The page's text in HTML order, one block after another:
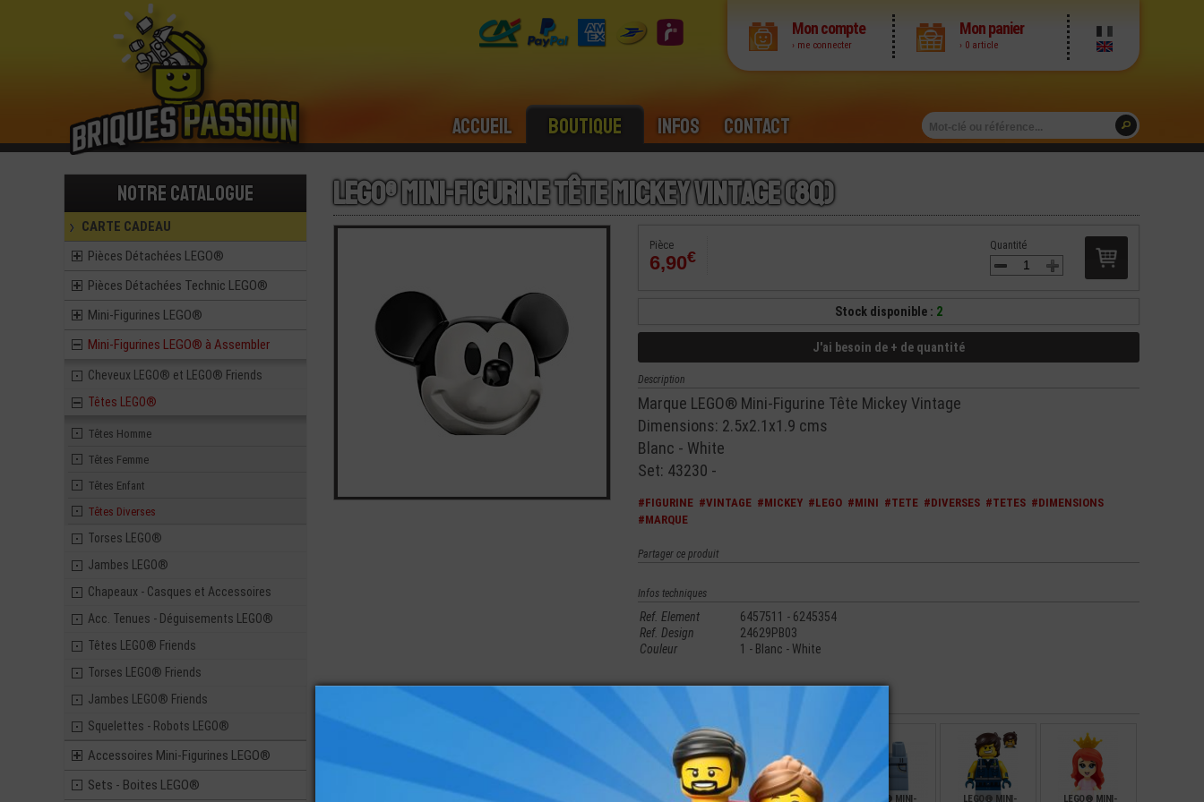
Mon compte
› me connecter
Mon panier
› 0 article
Accueil Boutique Infos Contact
Notre catalogue
CARTE CADEAU
Pièces Détachées LEGO®
Pièces Détachées Technic LEGO®
Mini-Figurines LEGO®
Mini-Figurines LEGO® à Assembler
Cheveux LEGO® et LEGO® Friends
Têtes LEGO®
Têtes Homme
Têtes Femme
Têtes Enfant
Têtes Diverses
Torses LEGO®
Jambes LEGO®
Chapeaux - Casques et Accessoires
Acc. Tenues - Déguisements LEGO®
Têtes LEGO® Friends
Torses LEGO® Friends
Jambes LEGO® Friends
Squelettes - Robots LEGO®
Accessoires Mini-Figurines LEGO®
Sets - Boites LEGO®
LEGO® Mini-Figurine Tête Mickey Vintage (8Q)
Pièce
6,90€
Quantité
Stock disponible : 2
J'ai besoin de + de quantité
Description
Marque LEGO® Mini-Figurine Tête Mickey Vintage
Dimensions: 2.5x2.1x1.9 cms
Blanc - White
Set: 43230 -
#FIGURINE #VINTAGE #MICKEY #LEGO #MINI #TETE #DIVERSES #TETES #DIMENSIONS
#MARQUE
Partager ce produit
Infos techniques
Ref. Element
6457511 - 6245354
Ref. Design
24629PB03
Couleur
1 - Blanc - White
Vous aimerez aussi les produits suivants
LEGO® MINI-
LEGO® ACCESSOIRE
LEGO® ACCESSOIRE
LEGO® MINI-
LEGO® MINI-
LEGO® MINI-
LEGO® MINI-